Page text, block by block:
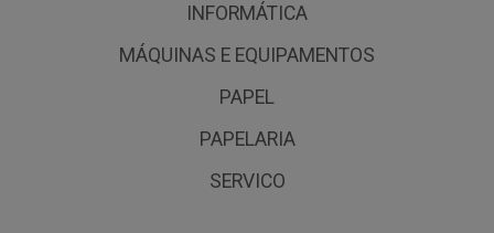
INFORMÁTICA
MÁQUINAS E EQUIPAMENTOS
PAPEL
PAPELARIA
SERVICO